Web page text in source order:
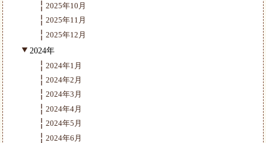
2025年10月
2025年11月
2025年12月
2024年
2024年1月
2024年2月
2024年3月
2024年4月
2024年5月
2024年6月